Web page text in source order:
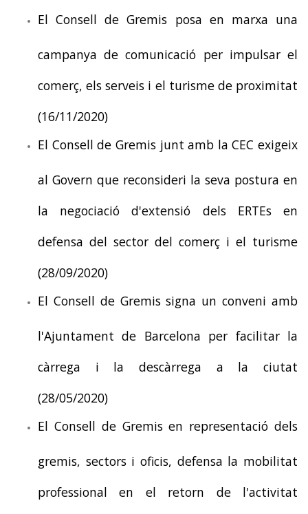
El Consell de Gremis posa en marxa una
campanya de comunicació per impulsar el
comerç, els serveis i el turisme de proximitat
(16/11/2020)
El Consell de Gremis junt amb la CEC exigeix
al Govern que reconsideri la seva postura en
la negociació d'extensió dels ERTEs en
defensa del sector del comerç i el turisme
(28/09/2020)
El Consell de Gremis signa un conveni amb
l'Ajuntament de Barcelona per facilitar la
càrrega i la descàrrega a la ciutat
(28/05/2020)
El Consell de Gremis en representació dels
gremis, sectors i oficis, defensa la mobilitat
professional en el retorn de l'activitat